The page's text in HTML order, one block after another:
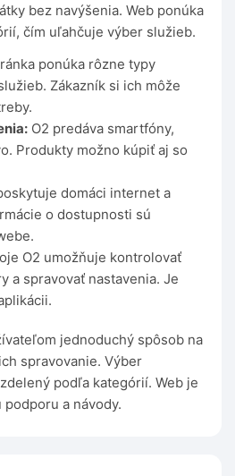
bez navýšenia. Web ponúka
čím uľahčuje výber služieb.
ponúka rôzne typy
Zákazník si ich môže
O2 predáva smartfóny,
Produkty možno kúpiť aj so
domáci internet a
o dostupnosti sú
O2 umožňuje kontrolovať
a spravovať nastavenia. Je
jednoduchý spôsob na
spravovanie. Výber
podľa kategórií. Web je
a návody.